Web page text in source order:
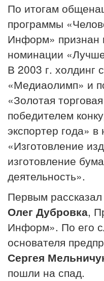
По итогам
программы
Информ» признан
номинации
В 2003 г. холдинг
«Медиаолимп» и
«Золотая
победителем
экспортер года»
«Изготовление
изготовление
деятельность».
Первым
Олег Дубровка,
Информ». По его
основателя
Сергея
пошли на спад.